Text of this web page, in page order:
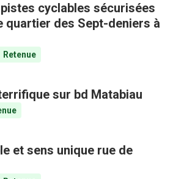
cyclables sécurisées
quartier des Sept-deniers à
Retenue
sur bd Matabiau
et sens unique rue de